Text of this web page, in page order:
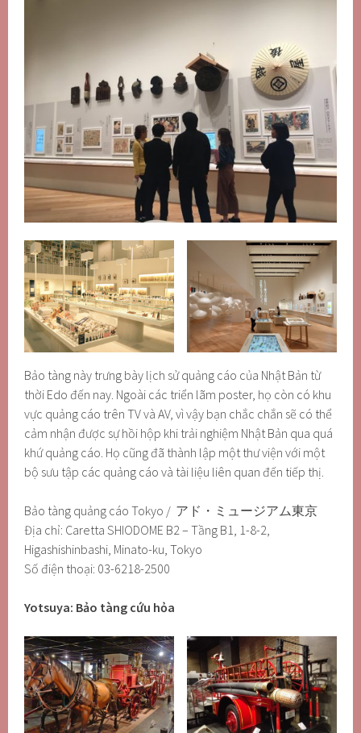
Bảo tàng này trưng bày lịch sử quảng cáo của Nhật Bản từ
thời Edo đến nay. Ngoài các triển lãm poster, họ còn có khu
vực quảng cáo trên TV và AV, vì vậy bạn chắc chắn sẽ có thể
cảm nhận được sự hồi hộp khi trải nghiệm Nhật Bản qua quá
khứ quảng cáo. Họ cũng đã thành lập một thư viện với một
bộ sưu tập các quảng cáo và tài liệu liên quan đến tiếp thị.
Bảo tàng quảng cáo Tokyo / アド・ミュージアム東京
Địa chỉ: Caretta SHIODOME B2 – Tầng B1, 1-8-2,
Higashishinbashi, Minato-ku, Tokyo
Số điện thoại: 03-6218-2500
Yotsuya: Bảo tàng cứu hỏa